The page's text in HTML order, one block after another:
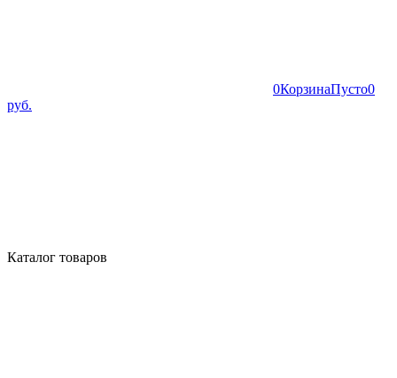
0КорзинаПусто0
руб.
Каталог товаров